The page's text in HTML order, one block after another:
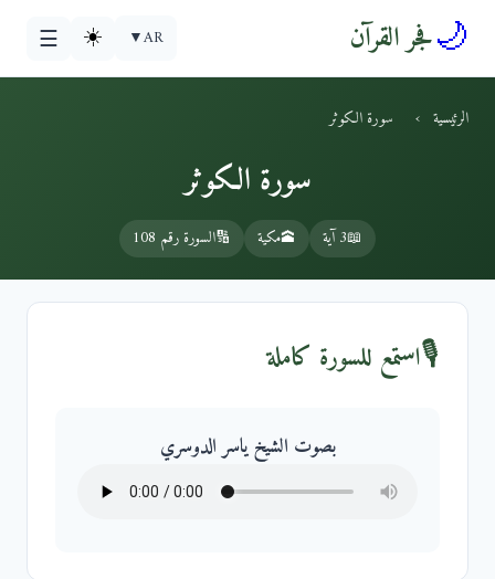
🌙فجر القرآن AR
▼
☀️
☰
الرئيسية › سورة الكوثر
سورة الكوثر
📖3 آية 🕋مكية 🔢السورة رقم 108
🎙️استمع للسورة كاملة
بصوت الشيخ ياسر الدوسري